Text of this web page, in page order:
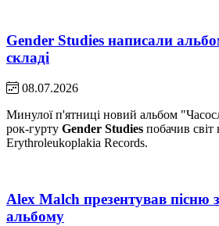
Gender Studies написали
складі
08.07.2026
Минулої п'ятниці новий альбом
рок-гурту Gender Studies побачив світ
Erythroleukoplakia Records.
Alex Malch презентував пісню
альбому